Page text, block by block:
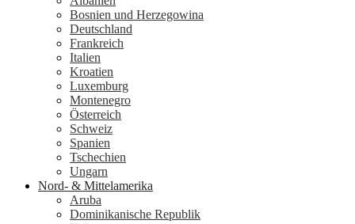
Bosnien und Herzegowina
Deutschland
Frankreich
Italien
Kroatien
Luxemburg
Montenegro
Österreich
Schweiz
Spanien
Tschechien
Ungarn
Nord- & Mittelamerika
Aruba
Dominikanische Republik